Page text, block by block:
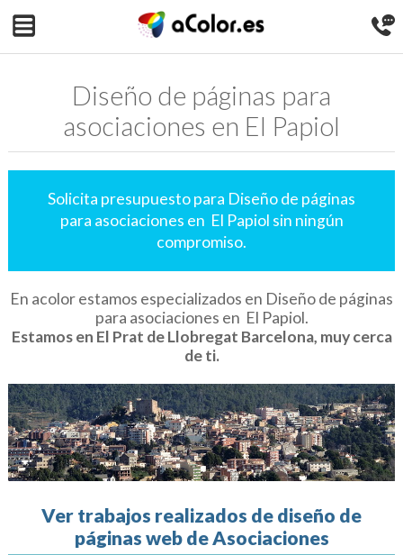
Diseño de páginas para
asociaciones en El Papiol
Solicita presupuesto para Diseño de páginas
para asociaciones en El Papiol sin ningún
compromiso.
En acolor estamos especializados en Diseño de páginas
para asociaciones en El Papiol.
Estamos en El Prat de Llobregat Barcelona, muy cerca
de ti.
Ver trabajos realizados de diseño de
páginas web de Asociaciones